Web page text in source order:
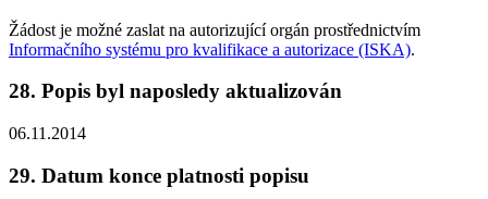
Žádost je možné zaslat na autorizující orgán prostřednictvím
Informačního systému pro kvalifikace a autorizace (ISKA).
28. Popis byl naposledy aktualizován
06.11.2014
29. Datum konce platnosti popisu